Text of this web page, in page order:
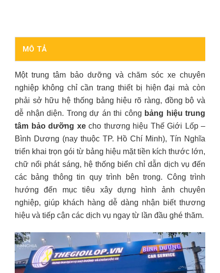
MÔ TẢ
Một trung tâm bảo dưỡng và chăm sóc xe chuyên
nghiệp không chỉ cần trang thiết bị hiện đại mà còn
phải sở hữu hệ thống bảng hiệu rõ ràng, đồng bộ và
dễ nhận diện. Trong dự án thi công bảng hiệu trung
tâm bảo dưỡng xecho thương hiệu Thế Giới Lốp –
Bình Dương (nay thuộc TP. Hồ Chí Minh), Tín Nghĩa
triển khai trọn gói từ bảng hiệu mặt tiền kích thước lớn,
chữ nổi phát sáng, hệ thống biển chỉ dẫn dịch vụ đến
các bảng thông tin quy trình bên trong. Công trình
hướng đến mục tiêu xây dựng hình ảnh chuyên
nghiệp, giúp khách hàng dễ dàng nhận biết thương
hiệu và tiếp cận các dịch vụ ngay từ lần đầu ghé thăm.